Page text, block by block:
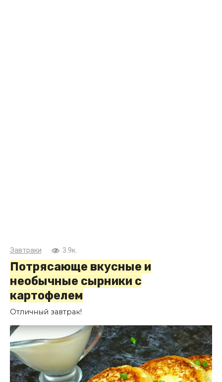
Завтраки 3.9к.
Потрясающе вкусные и
необычные сырники с
картофелем
Отличный завтрак!